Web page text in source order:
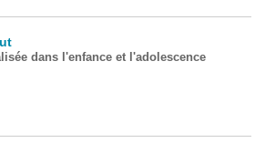
dans l'enfance et l'adolescence